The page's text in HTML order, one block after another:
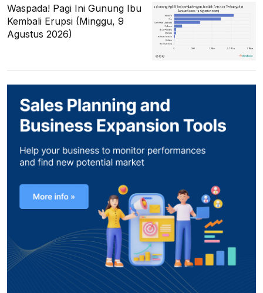
Waspada! Pagi Ini Gunung Ibu
Kembali Erupsi (Minggu, 9
Agustus 2026)